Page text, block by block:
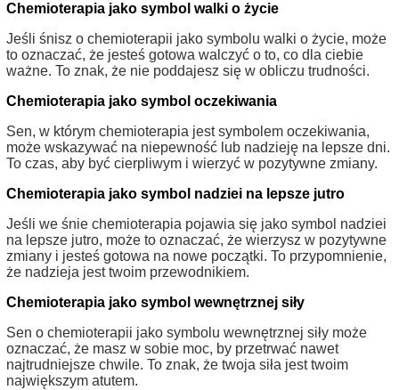
Chemioterapia jako symbol walki o życie
Jeśli śnisz o chemioterapii jako symbolu walki o życie, może
to oznaczać, że jesteś gotowa walczyć o to, co dla ciebie
ważne. To znak, że nie poddajesz się w obliczu trudności.
Chemioterapia jako symbol oczekiwania
Sen, w którym chemioterapia jest symbolem oczekiwania,
może wskazywać na niepewność lub nadzieję na lepsze dni.
To czas, aby być cierpliwym i wierzyć w pozytywne zmiany.
Chemioterapia jako symbol nadziei na lepsze jutro
Jeśli we śnie chemioterapia pojawia się jako symbol nadziei
na lepsze jutro, może to oznaczać, że wierzysz w pozytywne
zmiany i jesteś gotowa na nowe początki. To przypomnienie,
że nadzieja jest twoim przewodnikiem.
Chemioterapia jako symbol wewnętrznej siły
Sen o chemioterapii jako symbolu wewnętrznej siły może
oznaczać, że masz w sobie moc, by przetrwać nawet
najtrudniejsze chwile. To znak, że twoja siła jest twoim
największym atutem.